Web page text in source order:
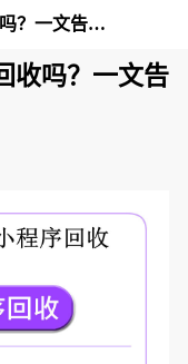
话费充值卡只有密码还能回收吗？一文告诉你答案-京大大回收
收吗？一文告